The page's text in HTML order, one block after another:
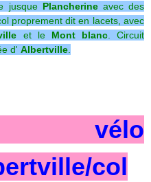
jusque Plancherineavec des
proprement dit en lacets, avec
et le Mont blanc.
Circuit
d' Albertville
vélo
col